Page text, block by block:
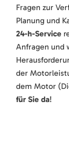
Fragen zur
Planung und
24-h-Service
Anfragen und
der
dem Motor
für Sie da!